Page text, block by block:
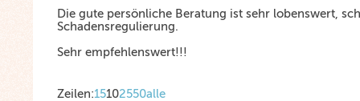
Die gute persönliche Beratung ist sehr lobenswert,
Schadensregulierung.
Sehr empfehlenswert!!!
Zeilen:15102550alle